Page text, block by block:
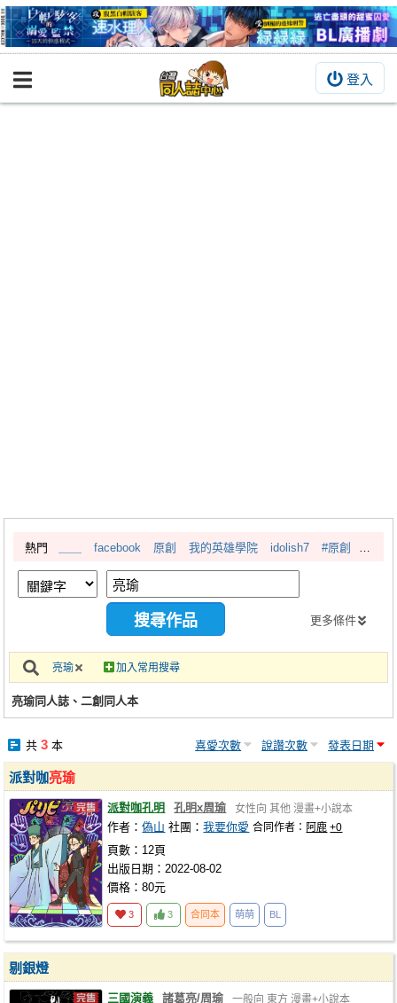
登入
BOOKY書集倉庫
繪圖藝廊
交流中心
攤位轉讓區
會員中心
註冊會員
熱門 facebook 原創 我的英雄學院 idolish7 #原創
更多條件
亮瑜 加入常用搜尋
亮瑜同人誌、二創同人本
共 3本 喜愛次數 說讚次數 發表日期
派對咖亮瑜
派對咖孔明 孔明x周瑜 女性向 其他 漫畫+小說本
作者：偽山 社團：我要你愛 合同作者： 阿鹿 +0
頁數：12頁
出版日期：2022-08-02
價格：80元
3 3 合同本 萌萌 BL
剔銀燈
三國演義 諸葛亮/周瑜 一般向 東方 漫畫+小說本